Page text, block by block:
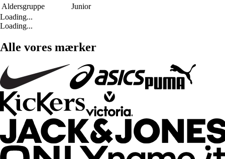
Aldersgruppe
Junior
Loading...
Loading...
Alle vores mærker